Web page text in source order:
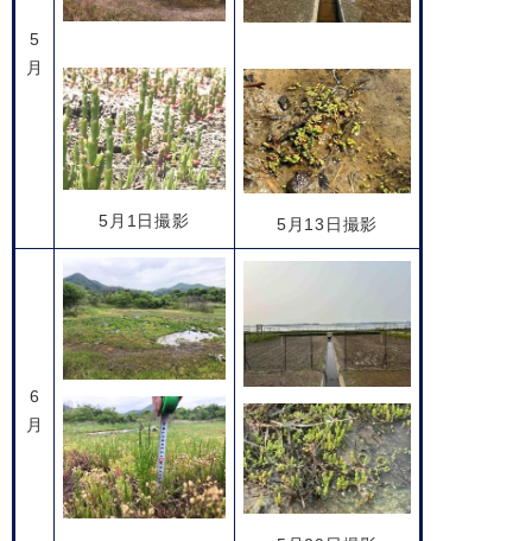
5
月
5月1日撮影 5月13日撮影
6
月